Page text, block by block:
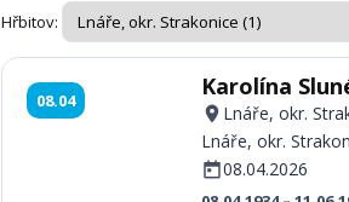
Hřbitov:
08.04 Karolína
Lnáře, okr.
Lnáře, okr.
08.04.2026